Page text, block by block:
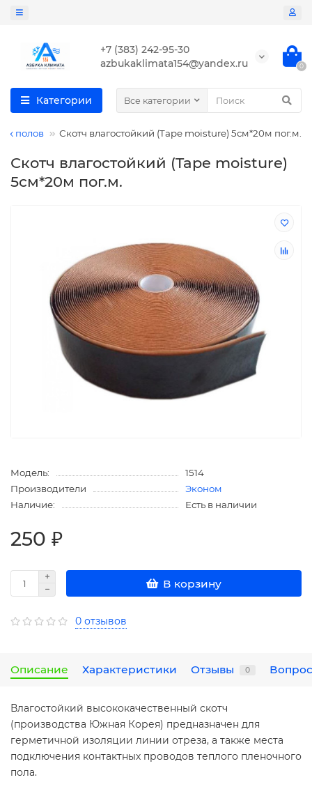
+7 (383) 242-95-30
azbukaklimata154@yandex.ru
0
Категории Все категории
полов Скотч влагостойкий (Tape moisture) 5см*20м пог.м.
Скотч влагостойкий (Tape moisture)
5см*20м пог.м.
Модель:
1514
Производители
Эконом
Наличие:
Есть в наличии
250 ₽
В корзину
0 отзывов
Описание Характеристики Отзывы 0
Влагостойкий высококачественный скотч
(производства Южная Корея) предназначен для
герметичной изоляции линии отреза, а также места
подключения контактных проводов теплого пленочного
пола.